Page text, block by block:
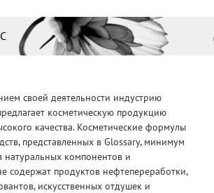
своей деятельности индустрию
косметическую продукцию
качества. Косметические формулы
представленных в Glossary, минимум
натуральных компонентов и
содержат продуктов нефтепереработки,
искусственных отдушек и